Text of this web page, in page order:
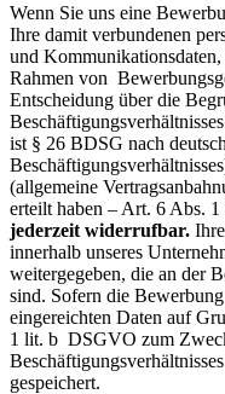
Wenn Sie uns eine
Ihre damit verbundenen
und
Rahmen von
Entscheidung über die
ist § 26 BDSG nach
(allgemeine
erteilt haben – Art. 6 Abs.
jederzeit widerrufbar.
innerhalb unseres
weitergegeben, die an der
sind. Sofern die
eingereichten Daten auf
1 lit. b DSGVO zum
gespeichert.